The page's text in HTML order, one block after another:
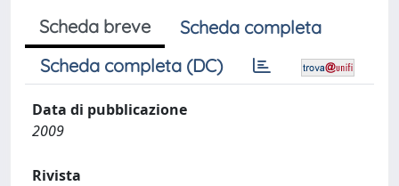
Scheda breve
Scheda completa
Scheda completa (DC)
Data di pubblicazione
2009
Rivista